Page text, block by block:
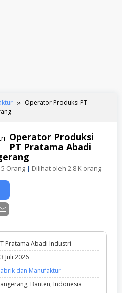
Operator Produksi PT
Operator Produksi
PT Pratama Abadi
Orang | Dilihat oleh 2.8 K orang
Pratama Abadi Industri
Juli 2026
dan Manufaktur
Banten, Indonesia